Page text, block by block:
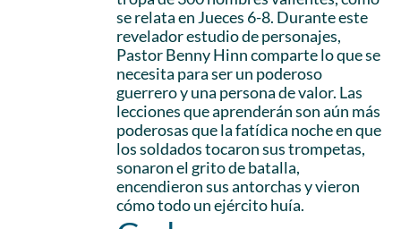
se relata en Jueces 6-8. Durante este
revelador estudio de personajes,
Pastor Benny Hinn comparte lo que se
necesita para ser un poderoso
guerrero y una persona de valor. Las
lecciones que aprenderán son aún más
poderosas que la fatídica noche en que
los soldados tocaron sus trompetas,
sonaron el grito de batalla,
encendieron sus antorchas y vieron
cómo todo un ejército huía.